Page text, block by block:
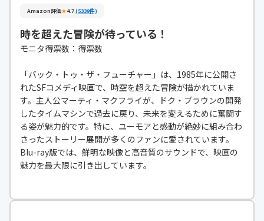
Amazon評価★4.7(5339件)
時を超えた冒険が待っている！
モニタ得票数：得票数
「バック・トゥ・ザ・フューチャー」は、1985年に公開さ
れたSFコメディ映画で、時空を超えた冒険が描かれていま
す。主人公マーティ・マクフライが、ドク・ブラウンの開発
したタイムマシンで過去に戻り、未来を変えるために奮闘す
る姿が魅力的です。特に、ユーモアと感動が絶妙に組み合わ
さったストーリー展開が多くのファンに愛されています。
Blu-ray版では、鮮明な映像と高音質のサウンドで、映画の
魅力を最大限に引き出しています。